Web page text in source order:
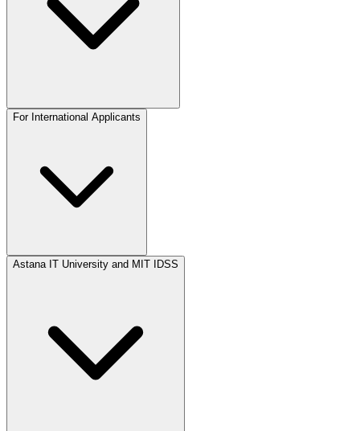
For International Applicants
Astana IT University and MIT IDSS